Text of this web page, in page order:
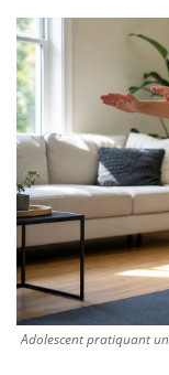
Adolescent pratiquant